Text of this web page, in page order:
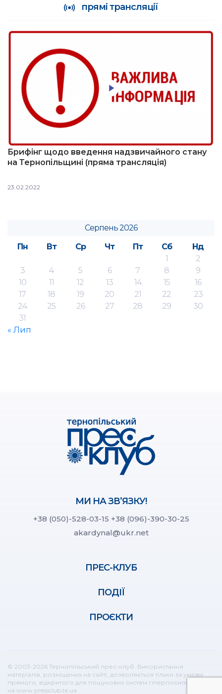
прямі трансляції
Брифінг щодо введення надзвичайного стану
на Тернопільщині (пряма трансляція)
23.02.2022
Серпень 2026
Пн
Вт Ср Чт Пт Сб
Нд
1
2
3
4 5 6 7 8
9
10
11 12 13 14 15
16
17
18 19 20 21 22
23
24
25 26 27 28 29
30
31
« Лип
МИ НА ЗВ’ЯЗКУ!
+38 (050)-528-03-15 +38 (096)-390-30-25
akardynal@ukr.net
ПРЕС-КЛУБ
ПОДІЇ
ПРОЄКТИ
© 2003-2026 Тернопільський прес-клуб. Використання
матеріалів, розміщених на сайті, дозволяється тільки за умови
прямого, відкритого для пошукових систем гіперпосилання
на www.pressclub.te.ua